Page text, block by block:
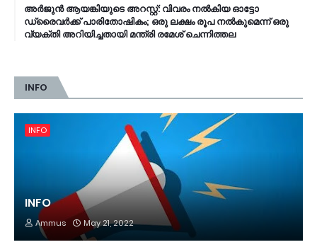
അർജുൻ ആയങ്കിയുടെ അറസ്റ്റ്: വിവരം നൽകിയ ഓട്ടോ
ഡ്രൈവർക്ക് പാരിതോഷികം; ഒരു ലക്ഷം രൂപ നൽകുമെന്ന് ഒരു
വ്യക്തി അറിയിച്ചതായി മന്ത്രി രമേശ് ചെന്നിത്തല
INFO
INFO
INFO
Ammus May 21, 2022